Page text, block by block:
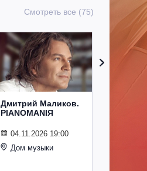
Смотреть все (75)
Дмитрий Маликов.
PIANOMANIЯ
04.11.2026 19:00
Дом музыки